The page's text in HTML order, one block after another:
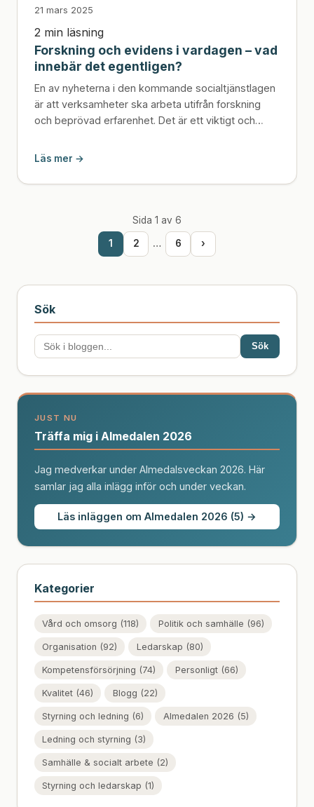
21 mars 2025
2 min läsning
Forskning och evidens i vardagen – vad
innebär det egentligen?
En av nyheterna i den kommande socialtjänstlagen
är att verksamheter ska arbeta utifrån forskning
och beprövad erfarenhet. Det är ett viktigt och
Läs mer →
Sida 1 av 6
1 2 … 6 ›
Sök
Sök
JUST NU
Träffa mig i Almedalen 2026
Jag medverkar under Almedalsveckan 2026. Här
samlar jag alla inlägg inför och under veckan.
Läs inläggen om Almedalen 2026 (5) →
Kategorier
Vård och omsorg (118) Politik och samhälle (96)
Organisation (92) Ledarskap (80)
Kompetensförsörjning (74) Personligt (66)
Kvalitet (46) Blogg (22)
Styrning och ledning (6) Almedalen 2026 (5)
Ledning och styrning (3)
Samhälle & socialt arbete (2)
Styrning och ledarskap (1)